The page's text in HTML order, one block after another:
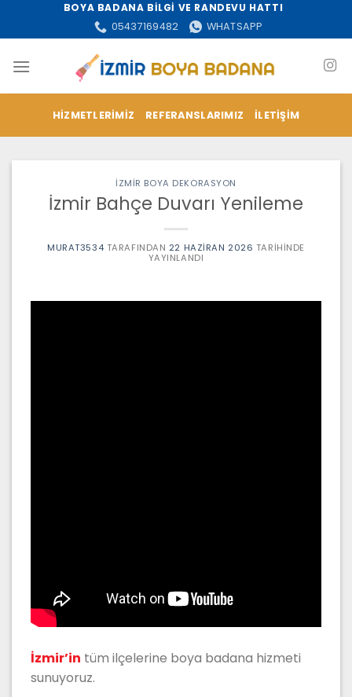
BOYA BADANA BİLGİ VE RANDEVU HATTI
05437169482
WHATSAPP
HIZMETLERIMIZ REFERANSLARIMIZ İLETIŞIM
İZMİR BOYA DEKORASYON
İzmir Bahçe Duvarı Yenileme
MURAT3534 TARAFINDAN 22 HAZIRAN 2026 TARIHINDE
YAYINLANDI
İzmir’in tüm ilçelerine boya badana hizmeti
sunuyoruz.